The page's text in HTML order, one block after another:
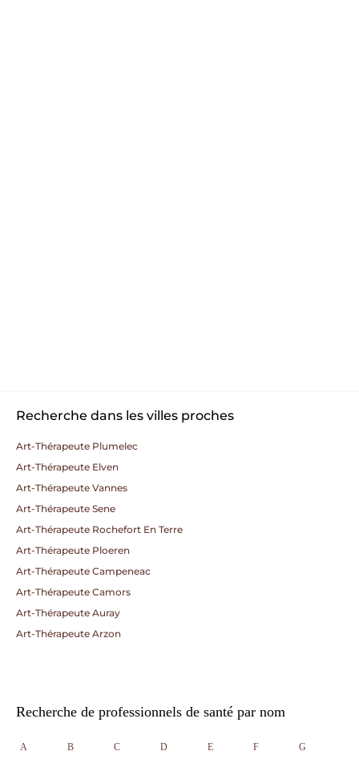
Recherche dans les villes proches
Art-Thérapeute Plumelec
Art-Thérapeute Elven
Art-Thérapeute Vannes
Art-Thérapeute Sene
Art-Thérapeute Rochefort En Terre
Art-Thérapeute Ploeren
Art-Thérapeute Campeneac
Art-Thérapeute Camors
Art-Thérapeute Auray
Art-Thérapeute Arzon
Recherche de professionnels de santé par nom
A B C D E F G